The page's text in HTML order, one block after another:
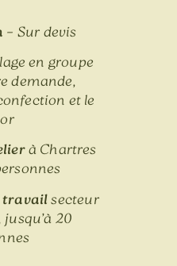
– Sur devis
en groupe
demande,
et le
à Chartres
travail secteur
20